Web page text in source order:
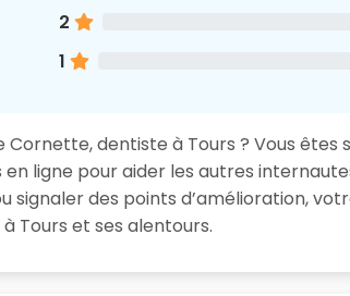
2
1
dentiste à Tours ? Vous
ligne pour aider les autres
des points d’amélioration,
Tours et ses alentours.